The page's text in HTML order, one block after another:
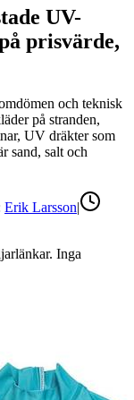
UV-
prisvärde,
och teknisk
på stranden,
UV dräkter som
sand, salt och
Erik Larsson|
Inga